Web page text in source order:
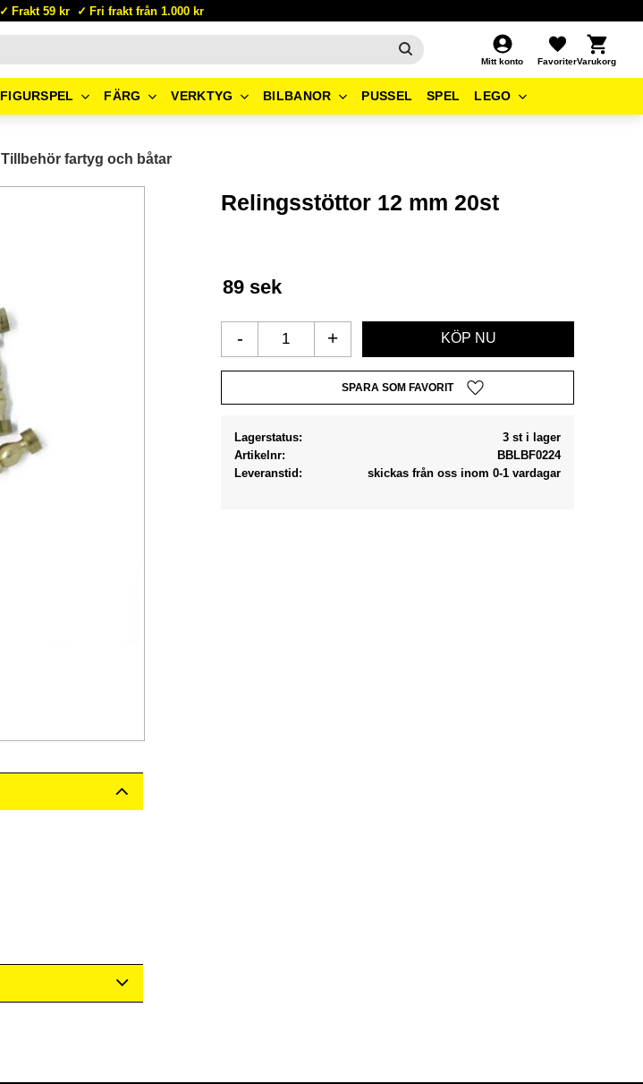
Frakt 59 kr Fri frakt från 1.000 kr
Mitt konto
Favoriter
Kundvagn
FIGURSPEL FÄRG VERKTYG BILBANOR PUSSEL SPEL LEGO
Tillbehör fartyg och båtar
Relingsstöttor 12 mm 20st
89 sek
+
-
Lägg till i favoriter
Lagerstatus
3 st i lager
Artikelnr
BBLBF0224
Leveranstid
skickas från oss inom 0-1 vardagar